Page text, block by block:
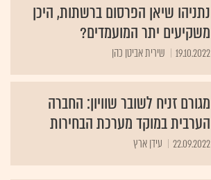
נתניהו שיאן הפרסום ברשתות, היכן
משקיעים יתר המועמדים?
19.10.2022 שירית אביטן כהן
מגורם זניח לשובר שוויון: החברה
הערבית במוקד מערכת הבחירות
22.09.2022 עידן ארץ